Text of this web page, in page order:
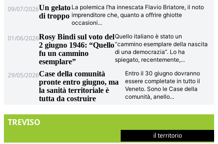
09/07/2026Un gelato
di troppo
La polemica l’ha innescata Flavio Briatore, il noto
imprenditore che, quanto a offrire ghiotte
occasioni...
01/06/2026Rosy Bindi sul voto del
2 giugno 1946: “Quello
fu un cammino
esemplare”
Quello italiano è stato un
“cammino esemplare della nascita
di una democrazia”. Lo ha
spiegato, recentemente,...
29/05/2026Case della comunità
pronte entro giugno, ma
la sanità territoriale è
tutta da costruire
Entro il 30 giugno dovranno
essere completate in tutto il
Veneto. Sono le Case della
comunità, anello...
TREVISO
il territorio